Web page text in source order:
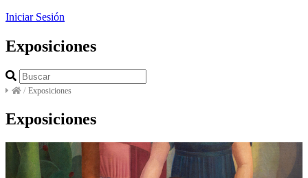
Iniciar Sesión
Exposiciones
/ Exposiciones
Exposiciones